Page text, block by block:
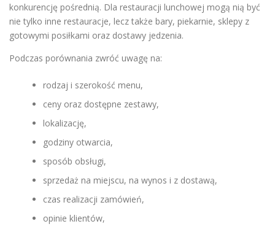
konkurencję pośrednią. Dla restauracji lunchowej mogą nią być
nie tylko inne restauracje, lecz także bary, piekarnie, sklepy z
gotowymi posiłkami oraz dostawy jedzenia.
Podczas porównania zwróć uwagę na:
rodzaj i szerokość menu,
ceny oraz dostępne zestawy,
lokalizację,
godziny otwarcia,
sposób obsługi,
sprzedaż na miejscu, na wynos i z dostawą,
czas realizacji zamówień,
opinie klientów,